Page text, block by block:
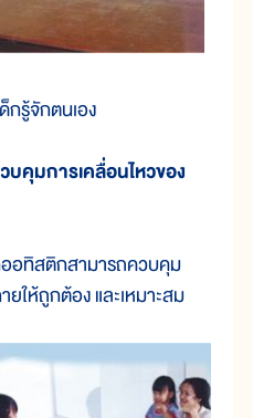
กรู้จักตนเอง
มการเคลื่อนไหวของ
ทิสติกสามารถควบคุม
ยให้ถูกต้อง และเหมาะสม